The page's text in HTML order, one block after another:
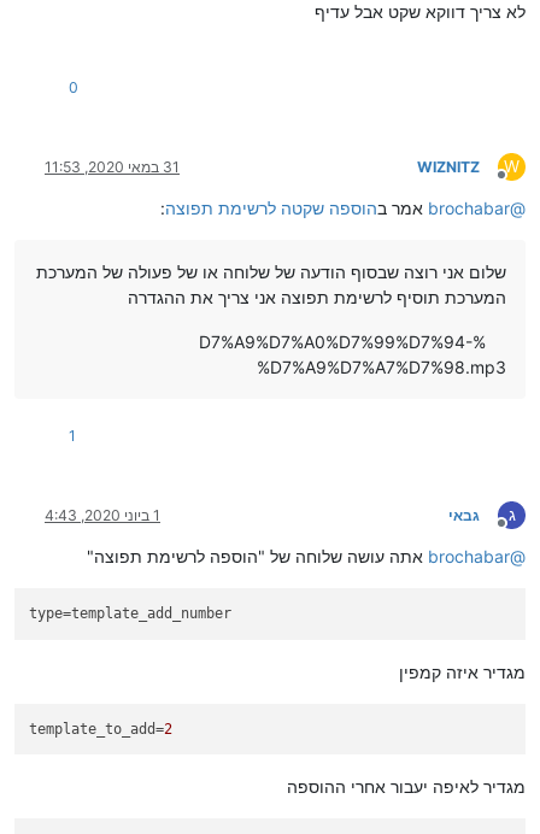
לא צריך דווקא שקט אבל עדיף
0
W
מנותק
WIZNITZ 31 במאי 2020, 11:53
@
brochabar אמר בהוספה שקטה לרשימת תפוצה:
שלום אני רוצה שבסוף הודעה של שלוחה או של פעולה של המערכת
המערכת תוסיף לרשימת תפוצה אני צריך את ההגדרה
%D7%A9%D7%A0%D7%99%D7%94-
%D7%A9%D7%A7%D7%98.mp3
1
ג
מנותק
גבאי 1 ביוני 2020, 4:43
@
brochabar אתה עושה שלוחה של "הוספה לרשימת תפוצה"
type=template_add_number
מגדיר איזה קמפין
template_to_add=2
מגדיר לאיפה יעבור אחרי ההוספה